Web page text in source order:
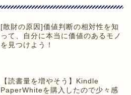
[散財の原因]価値判断の相対性を知
って、自分に本当に価値のあるモノ
を見つけよう！
【読書量を増やそう】Kindle
PaperWhiteを購入したので少々感